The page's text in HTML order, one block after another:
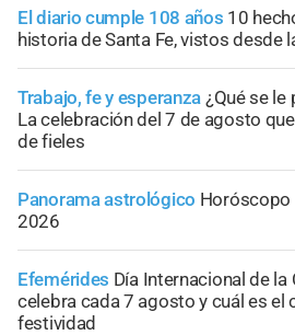
El diario cumple 108 años 10
historia de Santa Fe, vistos desde
Trabajo, fe y esperanza ¿Qué se le
La celebración del 7 de agosto
de fieles
Panorama astrológico Horóscopo
2026
Efemérides Día Internacional de la
celebra cada 7 agosto y cuál es el
festividad